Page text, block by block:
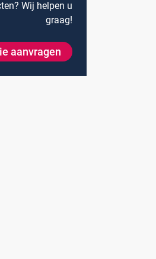
Wij helpen u
graag!
aanvragen